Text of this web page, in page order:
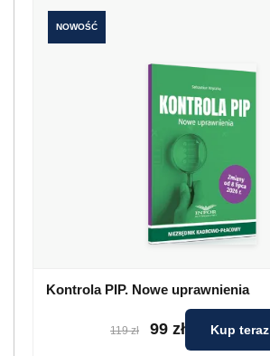
NOWOŚĆ
Kontrola PIP. Nowe uprawnienia
119 zł 99 zł Kup teraz